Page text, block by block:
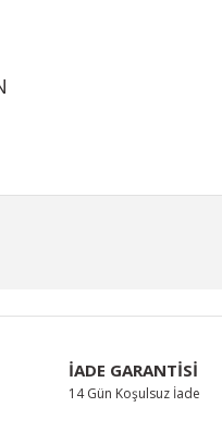
noktaları öneri
İADE GARANTİSİ
14 Gün Koşulsuz İade